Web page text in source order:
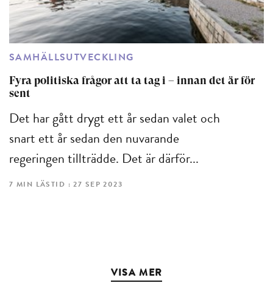
SAMHÄLLSUTVECKLING
Fyra politiska frågor att ta tag i – innan det är för
sent
Det har gått drygt ett år sedan valet och
snart ett år sedan den nuvarande
regeringen tillträdde. Det är därför...
7 MIN LÄSTID : 27 SEP 2023
VISA MER